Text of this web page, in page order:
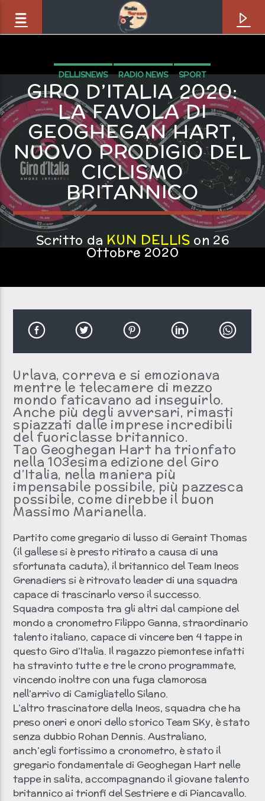
Brano in onda
Touch and Go [8V6]
The Split Squad
Clicca PLAY!Non si sente? Clicca qui!
DELLISNEWS RADIO NEWS SPORT
GIRO D’ITALIA 2020:
LA FAVOLA DI
GEOGHEGAN HART,
NUOVO PRODIGIO DEL
CICLISMO
BRITANNICO
Scritto da KUN DELLIS on 26
Ottobre 2020
Urlava, correva e si emozionava
mentre le telecamere di mezzo
mondo faticavano ad inseguirlo.
Anche più degli avversari, rimasti
spiazzati dalle imprese incredibili
del fuoriclasse britannico.
Tao Geoghegan Hart ha trionfato
nella 103esima edizione del Giro
d’Italia, nella maniera più
impensabile possibile, più pazzesca
possibile, come direbbe il buon
Massimo Marianella.
Partito come gregario di lusso di Geraint Thomas
(il gallese si è presto ritirato a causa di una
sfortunata caduta), il britannico del Team Ineos
Grenadiers si è ritrovato leader di una squadra
capace di trascinarlo verso il successo.
Squadra composta tra gli altri dal campione del
mondo a cronometro Filippo Ganna, straordinario
talento italiano, capace di vincere ben 4 tappe in
questo Giro d’Italia. Il ragazzo piemontese infatti
ha stravinto tutte e tre le crono programmate,
vincendo inoltre con una fuga clamorosa
nell’arrivo di Camigliatello Silano.
L’altro trascinatore della Ineos, squadra che ha
preso oneri e onori dello storico Team SKy, è stato
senza dubbio Rohan Dennis. Australiano,
anch’egli fortissimo a cronometro, è stato il
gregario fondamentale di Geoghegan Hart nelle
tappe in salita, accompagnando il giovane talento
britannico ai trionfi del Sestriere e di Piancavallo.